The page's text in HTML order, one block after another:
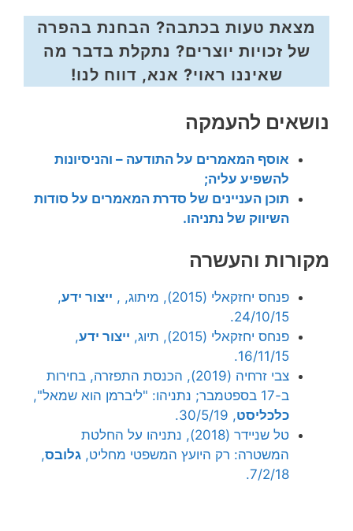
מצאת טעות בכתבה? הבחנת בהפרה
של זכויות יוצרים? נתקלת בדבר מה
שאיננו ראוי? אנא, דווח לנו!
נושאים להעמקה
אוסף המאמרים על התודעה – והניסיונות
להשפיע עליה;
תוכן העניינים של סדרת המאמרים על סודות
השיווק של נתניהו.
מקורות והעשרה
פנחס יחזקאלי (2015), מיתוג, , ייצור ידע,
24/10/15.
פנחס יחזקאלי (2015), תיוג,
ייצור ידע,
16/11/15.
צבי זרחיה (2019), הכנסת התפזרה, בחירות
ב-17 בספטמבר; נתניהו: "ליברמן הוא שמאל",
כלכליסט, 30/5/19.
טל שניידר (2018), נתניהו על החלטת
המשטרה: רק היועץ המשפטי מחליט, גלובס,
7/2/18.